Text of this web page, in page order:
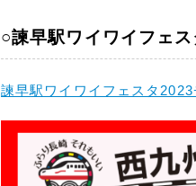
○諫早駅ワイワイフェ
諫早駅ワイワイフェスタ